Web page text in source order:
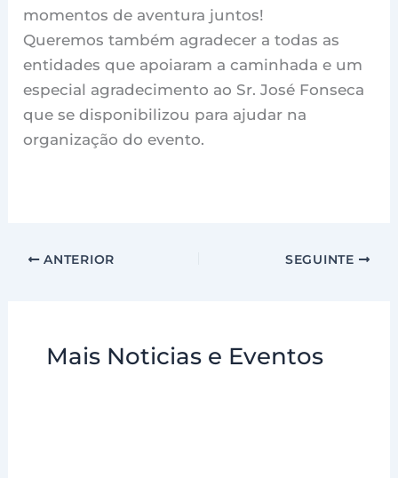
momentos de aventura juntos!
Queremos também agradecer a todas as
entidades que apoiaram a caminhada e um
especial agradecimento ao Sr. José Fonseca
que se disponibilizou para ajudar na
organização do evento.
ANTERIOR SEGUINTE
Mais Noticias e Eventos